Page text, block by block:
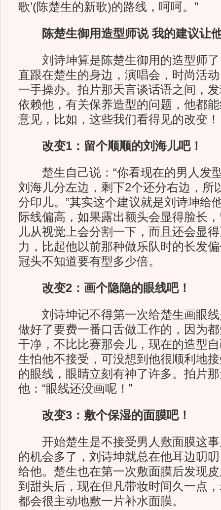
歌’(陈楚生的新歌)的路线，呵呵。”
陈楚生御用造型师说 我的建议让
刘诗坤算是陈楚生御用的造型师了
直跟在楚生的身边，演唱会，时尚活
一手操办。拍片那天言谈话语之间，
依赖他，有关保养造型的问题，他都
意见，比如，这些我们看得见的改变！
改变1：留个顺顺的刘海儿吧！
楚生自己说：“你看现在的男人发
刘海儿分左边，剩下2个还分右边，所
分印儿。”其实这个建议就是刘诗坤给
际线偏高，如果露出额头会显得脸长
儿从视觉上会分割一下，而且还会显
力，比起他以前那种做乐队时的长发
冠头不知道要有型多少倍。
改变2：画个隐隐的眼线吧！
刘诗坤记不得第一次给楚生画眼线
做好了要费一番口舌做工作的，因为
干净，不比比赛那会儿，现在的造型
生怕他不接受，可没想到他很顺利地
的眼线，眼睛立刻有神了许多。拍片
他：“眼线还没画呢！”
改变3：敷个保湿的面膜吧！
开始楚生是不接受男人敷面膜这事
的机会多了，刘诗坤就总在他耳边叨
给他。楚生也在第一次敷面膜后发现
到甜头后，现在但凡带妆时间久一点
都会很主动地敷一片补水面膜。